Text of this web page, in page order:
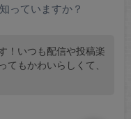
っていますか？
！いつも配信や投稿楽
てもかわいらしくて、